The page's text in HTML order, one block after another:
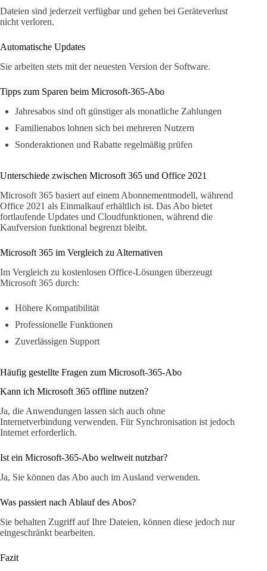
Dateien sind jederzeit verfügbar und gehen bei Geräteverlust
nicht verloren.
Automatische Updates
Sie arbeiten stets mit der neuesten Version der Software.
Tipps zum Sparen beim Microsoft-365-Abo
Jahresabos sind oft günstiger als monatliche Zahlungen
Familienabos lohnen sich bei mehreren Nutzern
Sonderaktionen und Rabatte regelmäßig prüfen
Unterschiede zwischen Microsoft 365 und Office 2021
Microsoft 365 basiert auf einem Abonnementmodell, während
Office 2021 als Einmalkauf erhältlich ist. Das Abo bietet
fortlaufende Updates und Cloudfunktionen, während die
Kaufversion funktional begrenzt bleibt.
Microsoft 365 im Vergleich zu Alternativen
Im Vergleich zu kostenlosen Office-Lösungen überzeugt
Microsoft 365 durch:
Höhere Kompatibilität
Professionelle Funktionen
Zuverlässigen Support
Häufig gestellte Fragen zum Microsoft-365-Abo
Kann ich Microsoft 365 offline nutzen?
Ja, die Anwendungen lassen sich auch ohne
Internetverbindung verwenden. Für Synchronisation ist jedoch
Internet erforderlich.
Ist ein Microsoft-365-Abo weltweit nutzbar?
Ja, Sie können das Abo auch im Ausland verwenden.
Was passiert nach Ablauf des Abos?
Sie behalten Zugriff auf Ihre Dateien, können diese jedoch nur
eingeschränkt bearbeiten.
Fazit